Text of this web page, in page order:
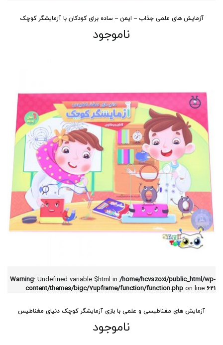
آزمایش های علمی جذاب – ایمن – ساده برای کودکان با آزمایشگر کوچک
ناموجود
Warning: Undefined variable $html in /home/hcvszoxi/public_html/wp-
content/themes/bigc/7upframe/function/function.php on line 621
آزمایش های مغناطیسی و علمی با بازی آزمایشگر کوچک دنیای مغناطیس
ناموجود